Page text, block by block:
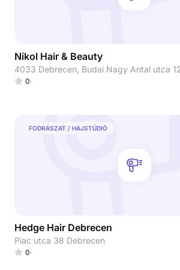
Nikol Hair & Beauty
4033 Debrecen, Budai Nagy Antal utca
0
FODRÁSZAT / HAJSTÚDIÓ
Hedge Hair Debrecen
Piac utca 38 Debrecen
0